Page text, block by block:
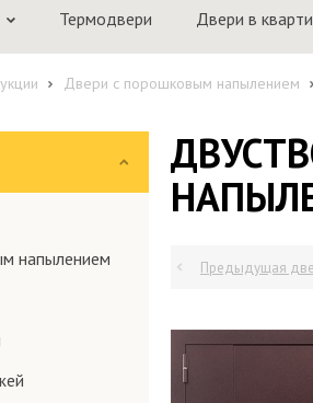
Термодвери Двери в
Двери с порошковым напылением
напылением
Предыдущая